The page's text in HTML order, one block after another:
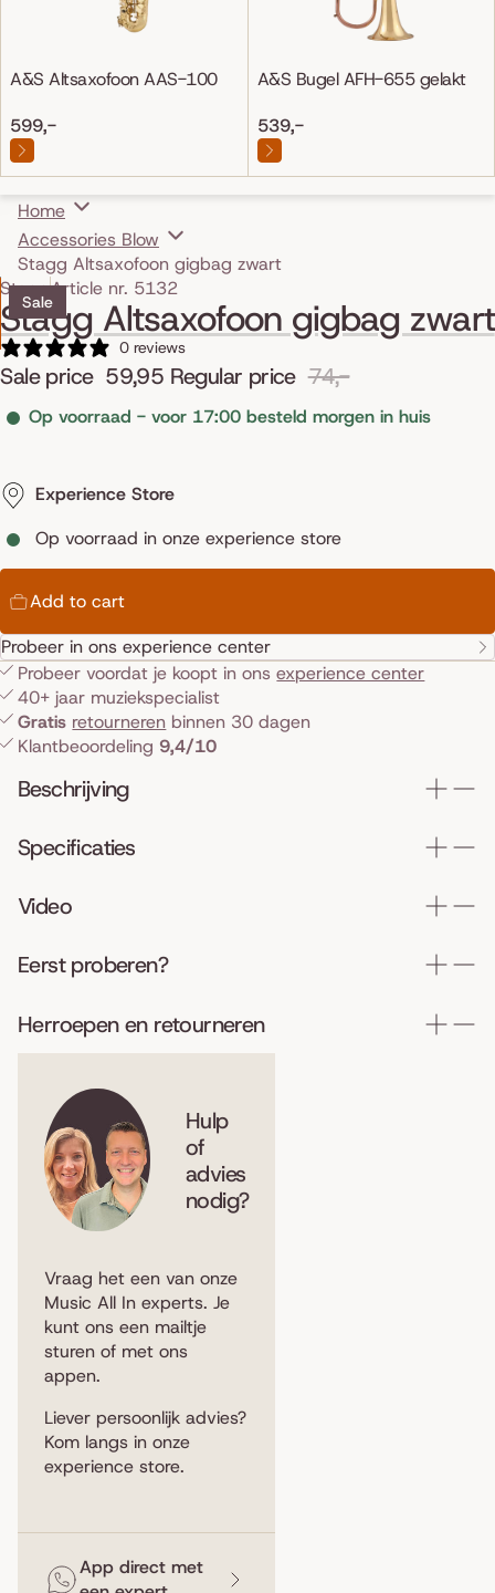
A&S Altsaxofoon AAS-100
599,-
A&S Bugel AFH-655 gelakt
539,-
Home
Accessories Blow
Stagg Altsaxofoon gigbag zwart
Skip to product information
Sale
StaggArticle nr. 5132
Stagg Altsaxofoon gigbag zwart
0 reviews
Sale price 59,95 Regular price 74,-
Op voorraad - voor 17:00 besteld morgen in huis
Experience Store
Op voorraad in onze experience store
Add to cart
Probeer in ons experience center
Probeer voordat je koopt in onsexperience center
40+ jaar muziekspecialist
Gratis retourneren binnen 30 dagen
Klantbeoordeling9,4/10
Beschrijving
Specificaties
Video
Eerst proberen?
Herroepen en retourneren
Hulp
of
advies
nodig?
Vraag het een van onze
Music All In experts. Je
kunt ons een mailtje
sturen of met ons
appen.
Liever persoonlijk advies?
Kom langs in onze
experience store.
App direct met